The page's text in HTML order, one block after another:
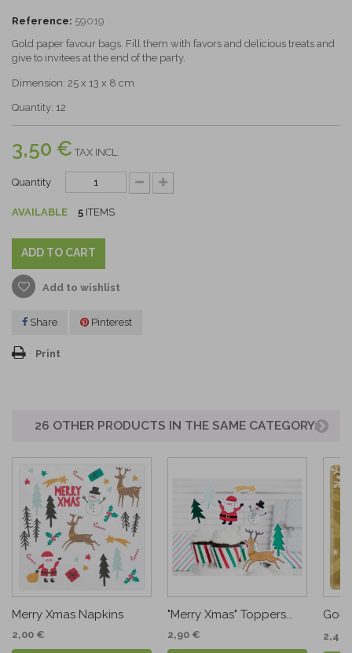
Reference: 59019
Gold paper favour bags. Fill them with favors and delicious treats and
give to invitees at the end of the party.
Dimension: 25 x 13 x 8 cm
Quantity: 12
3,50 € TAX INCL.
Quantity
AVAILABLE 5 ITEMS
ADD TO CART
Add to wishlist
Share Pinterest
Print
26 OTHER PRODUCTS IN THE SAME CATEGORY:
Merry Xmas Napkins
2,00 €
"Merry Xmas" Toppers...
2,90 € 2,42